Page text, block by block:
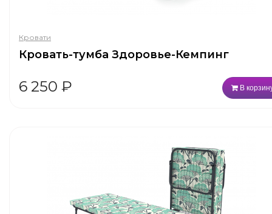
Кровати
Кровать-тумба Здоровье-Кемпинг
6 250 ₽ В